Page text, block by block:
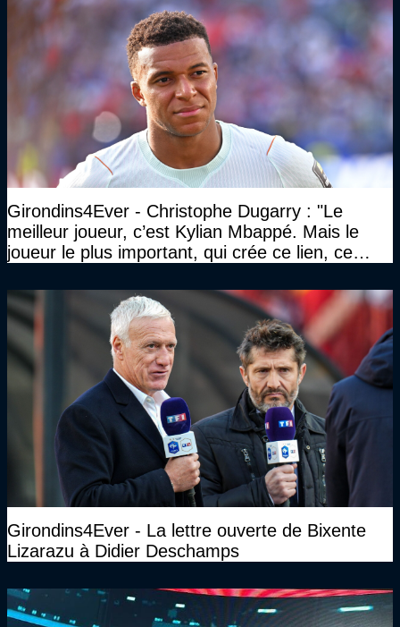
Girondins4Ever - Christophe Dugarry : "Le
meilleur joueur, c’est Kylian Mbappé. Mais le
joueur le plus important, qui crée ce lien, ce
c’est Michael Olise"
Girondins4Ever - La lettre ouverte de Bixente
Lizarazu à Didier Deschamps